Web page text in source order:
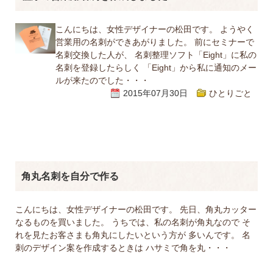
こんにちは、女性デザイナーの松田です。 ようやく
営業用の名刺ができあがりました。 前にセミナーで
名刺交換した人が、 名刺整理ソフト「Eight」に私の
名刺を登録したらしく 「Eight」から私に通知のメー
ルが来たのでした・・・
2015年07月30日
ひとりごと
角丸名刺を自分で作る
こんにちは、女性デザイナーの松田です。 先日、角丸カッター
なるものを買いました。 うちでは、私の名刺が角丸なので そ
れを見たお客さまも角丸にしたいという方が 多いんです。 名
刺のデザイン案を作成するときは ハサミで角を丸・・・